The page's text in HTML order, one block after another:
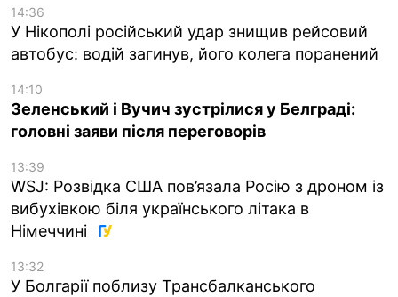
14:36
У Нікополі російський удар знищив рейсовий
автобус: водій загинув, його колега поранений
14:10
Зеленський і Вучич зустрілися у Белграді:
головні заяви після переговорів
13:39
WSJ: Розвідка США пов’язала Росію з дроном із
вибухівкою біля українського літака в
Німеччині
13:32
У Болгарії поблизу Трансбалканського